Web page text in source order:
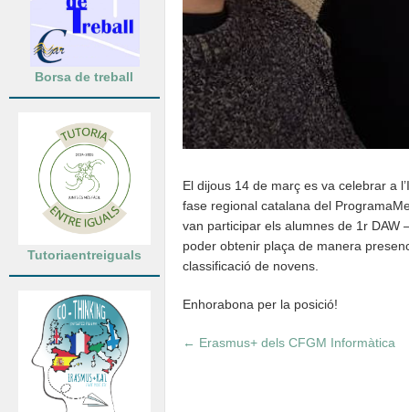
Borsa de treball
Tutoriaentreiguals
El dijous 14 de març es va celebrar a
fase regional catalana del
van participar els alumnes de 1r DAW
poder obtenir plaça de manera
classificació de novens.
Enhorabona per la posició!
← Erasmus+ dels CFGM Informàtica